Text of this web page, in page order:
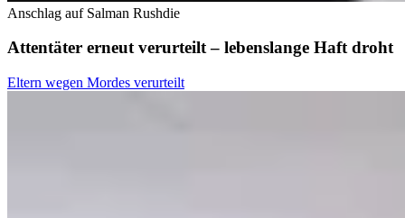
Anschlag auf Salman Rushdie
Attentäter erneut verurteilt – lebenslange Haft droht
Eltern wegen Mordes verurteilt